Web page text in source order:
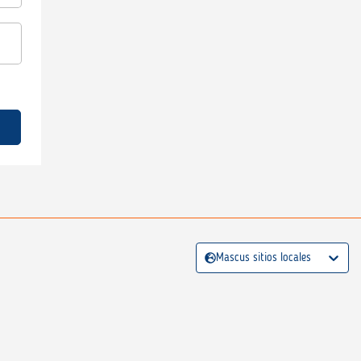
Mascus sitios locales